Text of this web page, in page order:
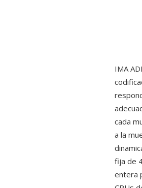
IMA
cada
a la
fija de
entera